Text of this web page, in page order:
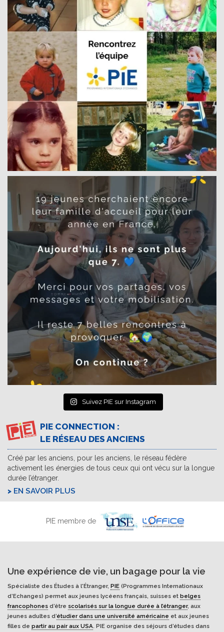
Suivez PIE sur Instagram
PIE CONNECTION :
LE RÉSEAU DES ANCIENS
Créé par les anciens, pour les anciens, le réseau fédère
activement les énergies de tous ceux qui ont vécu sur la longue
durée l’étranger.
EN SAVOIR PLUS
PIE membre de
Une expérience de vie, un bagage pour la vie
Spécialiste des Études à l'Étranger, PIE (Programmes Internationaux
d’Echanges) permet aux jeunes lycéens français, suisses et belges
francophones d’être scolarisés sur la longue durée à l’étranger, aux
jeunes adultes d’étudier dans une université américaine et aux jeunes
filles de partir au pair aux USA. PIE organise des séjours d’études dans